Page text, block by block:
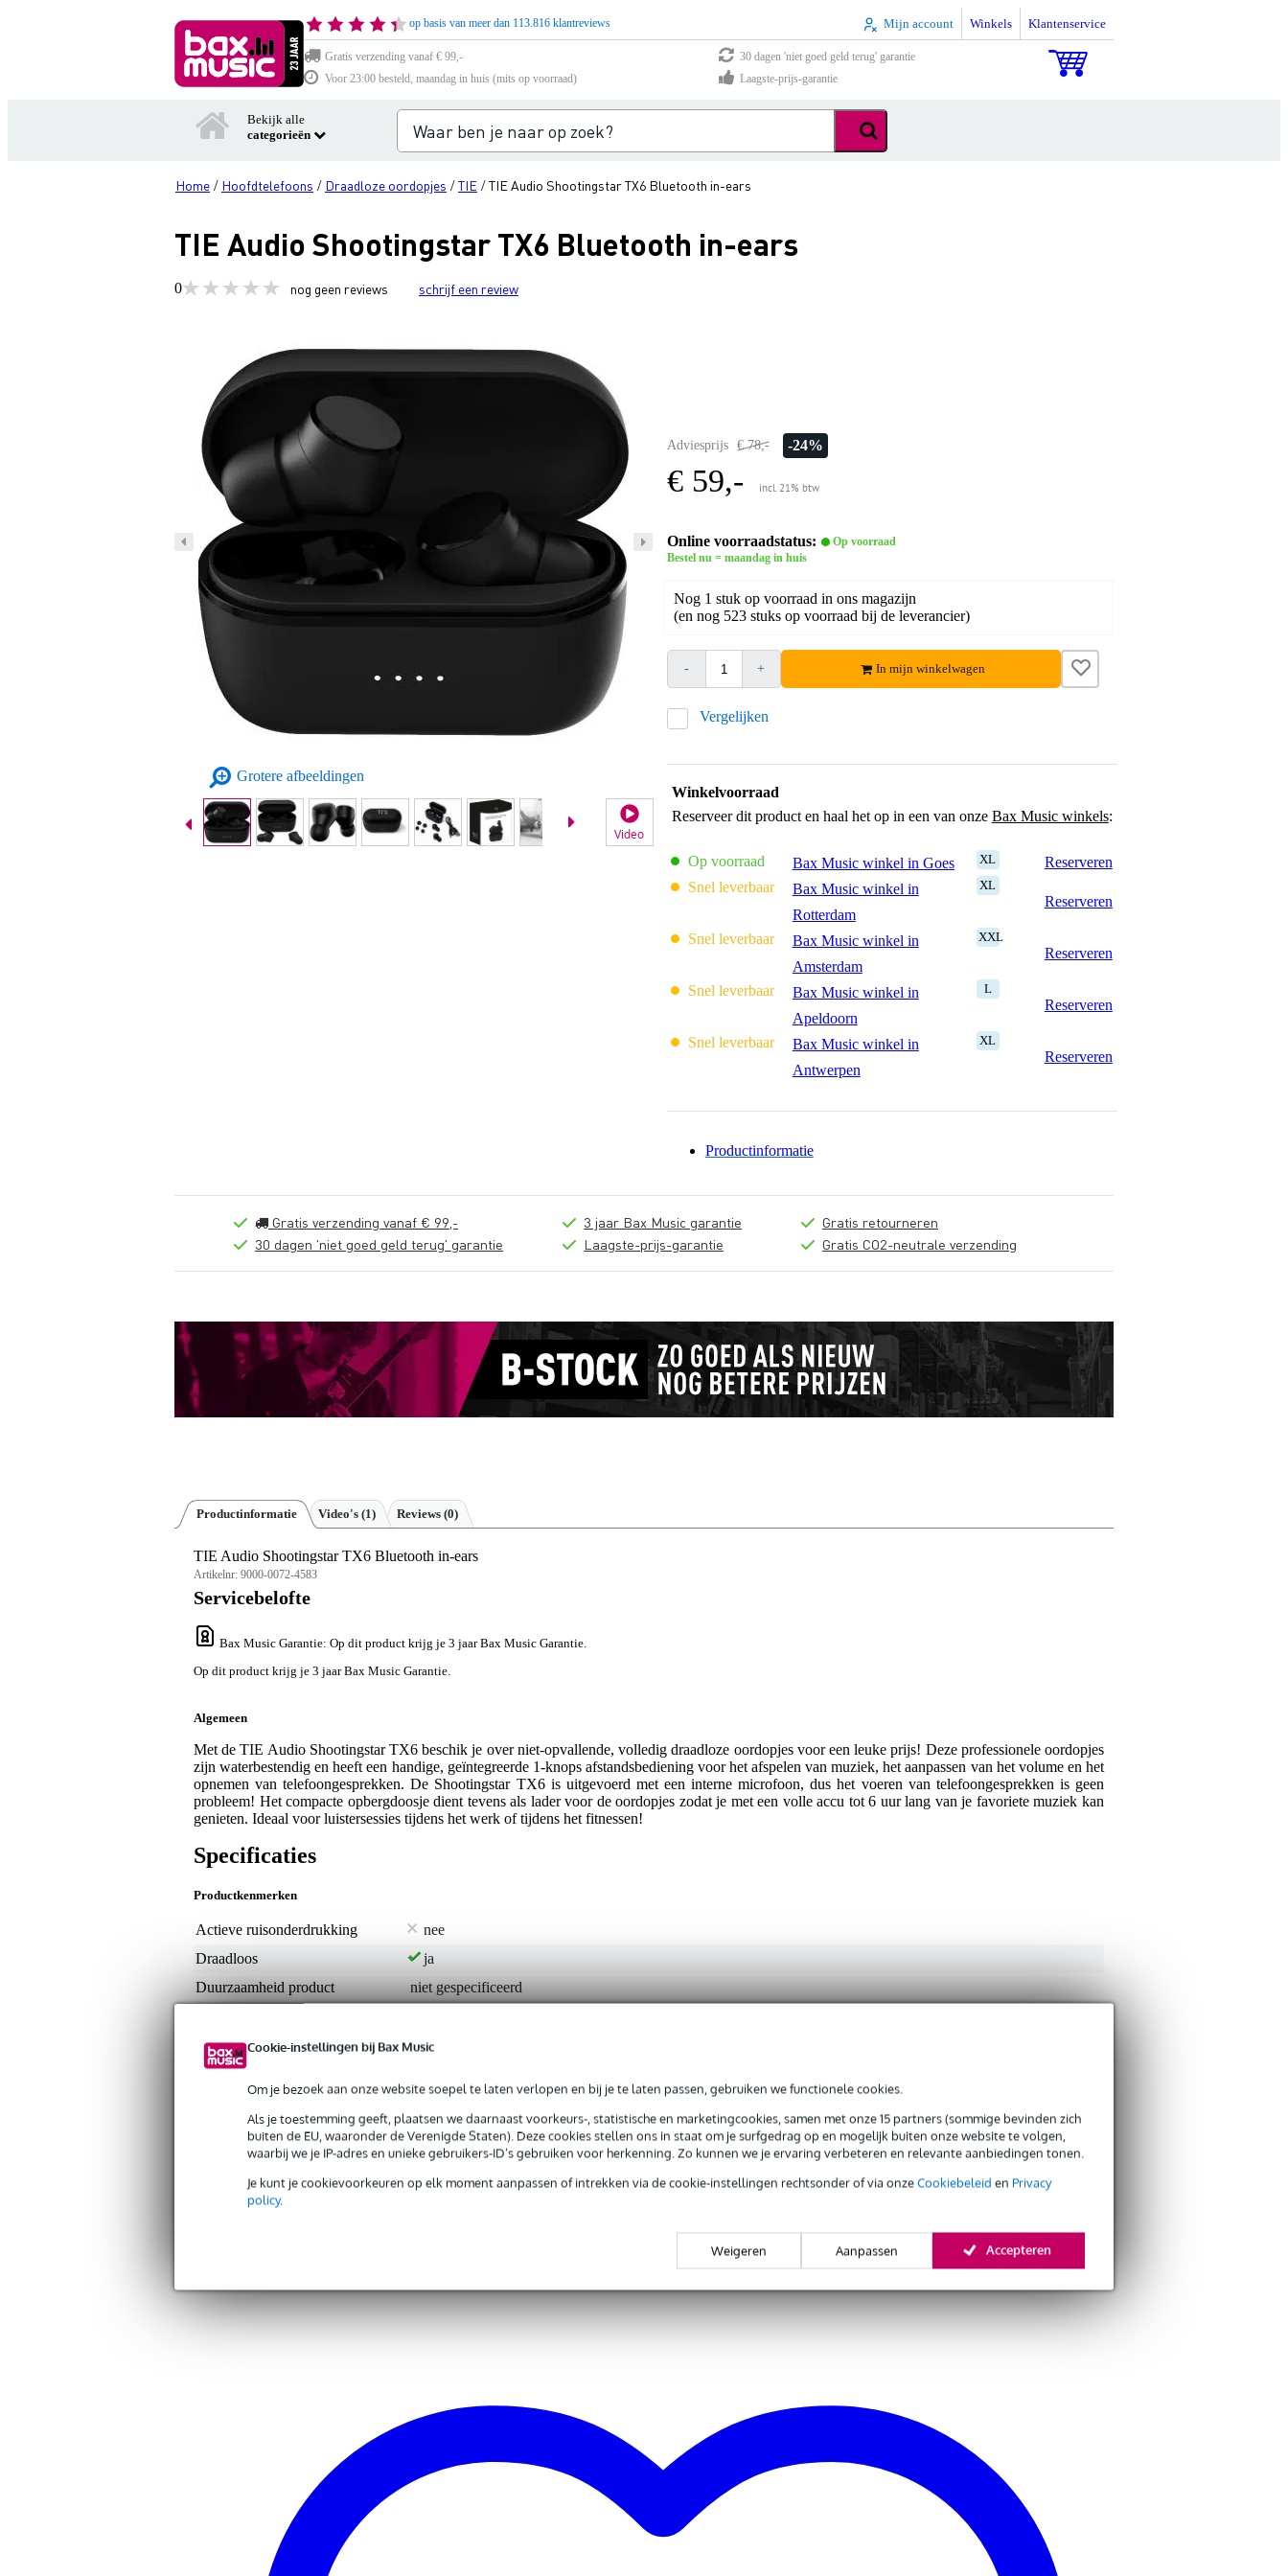
Cookie-instellingen bij Bax Music
Om je bezoek aan onze website soepel te laten verlopen en bij je te laten passen, gebruiken we functionele cookies.
Als je toestemming geeft, plaatsen we daarnaast voorkeurs-, statistische en marketingcookies, samen met onze 15 partners (sommige bevinden zich
buiten de EU, waaronder de Verenigde Staten). Deze cookies stellen ons in staat om je surfgedrag op en mogelijk buiten onze website te volgen,
waarbij we je IP-adres en unieke gebruikers-ID’s gebruiken voor herkenning. Zo kunnen we je ervaring verbeteren en relevante aanbiedingen tonen.
Je kunt je cookievoorkeuren op elk moment aanpassen of intrekken via de cookie-instellingen rechtsonder of via onzeCookiebeleid en Privacy
policy.
Weigeren Aanpassen Accepteren
op basis van meer dan 113.816 klantreviews Mijn account Winkels Klantenservice
Gratis verzending vanaf € 99,-
30 dagen 'niet goed geld terug' garantie
Voor 23:00 besteld, maandag in huis (mits op voorraad)
Laagste-prijs-garantie
Bekijk alle
categorieën
Home / Hoofdtelefoons / Draadloze oordopjes /TIE /TIE Audio Shootingstar TX6 Bluetooth in-ears
TIE Audio Shootingstar TX6 Bluetooth in-ears
0 nog geen reviews schrijf een review
Grotere afbeeldingen
Video
Adviesprijs € 78,- -24%
€ 59,- incl. 21% btw
Online voorraadstatus:
Op voorraad
Bestel nu = maandag in huis
Nog 1 stuk op voorraad in ons magazijn
(en nog 523 stuks op voorraad bij de leverancier)
- + In mijn winkelwagen
Vergelijken
Winkelvoorraad
Reserveer dit product en haal het op in een van onze Bax Music winkels:
Op voorraad Bax Music winkel in Goes XL
Reserveren
Snel leverbaar
Bax Music winkel in
Rotterdam
XL
Reserveren
Snel leverbaar
Bax Music winkel in
Amsterdam
XXL
Reserveren
Snel leverbaar
Bax Music winkel in
Apeldoorn
L
Reserveren
Snel leverbaar
Bax Music winkel in
Antwerpen
XL
Reserveren
Productinformatie
Gratis verzending vanaf € 99,-
30 dagen 'niet goed geld terug' garantie
3 jaar Bax Music garantie
Laagste-prijs-garantie
Gratis retourneren
Gratis CO2-neutrale verzending
Productinformatie Video's (1) Reviews (0)
TIE Audio Shootingstar TX6 Bluetooth in-ears
Artikelnr: 9000-0072-4583
Servicebelofte
Bax Music Garantie: Op dit product krijg je 3 jaar Bax Music Garantie.
Op dit product krijg je 3 jaar Bax Music Garantie.
Algemeen
Met de TIE Audio Shootingstar TX6 beschik je over niet-opvallende, volledig draadloze oordopjes voor een leuke prijs! Deze professionele oordopjes
zijn waterbestendig en heeft een handige, geïntegreerde 1-knops afstandsbediening voor het afspelen van muziek, het aanpassen van het volume en het
opnemen van telefoongesprekken. De Shootingstar TX6 is uitgevoerd met een interne microfoon, dus het voeren van telefoongesprekken is geen
probleem! Het compacte opbergdoosje dient tevens als lader voor de oordopjes zodat je met een volle accu tot 6 uur lang van je favoriete muziek kan
genieten. Ideaal voor luistersessies tijdens het werk of tijdens het fitnessen!
Specificaties
Productkenmerken
Actieve ruisonderdrukking
nee
Draadloos
ja
Duurzaamheid product
niet gespecificeerd
Kabellengte
niet van toepassing
Kleur
Maximum frequentie
20 - 20.9 kHz
Minimum frequentie
20 - 21 Hz
Verwisselbare dopjes
ja
Volledig draadloze oordopjes
ja
Gewicht(incl. verpakking)
100 gr
1-knops afstandsbediening:
telefoongesprekken,
nummer vooruit,
nummer achteruit
geïntegreerde microfoon
waterbestendig: IPX6
Bluetooth:
V5.0